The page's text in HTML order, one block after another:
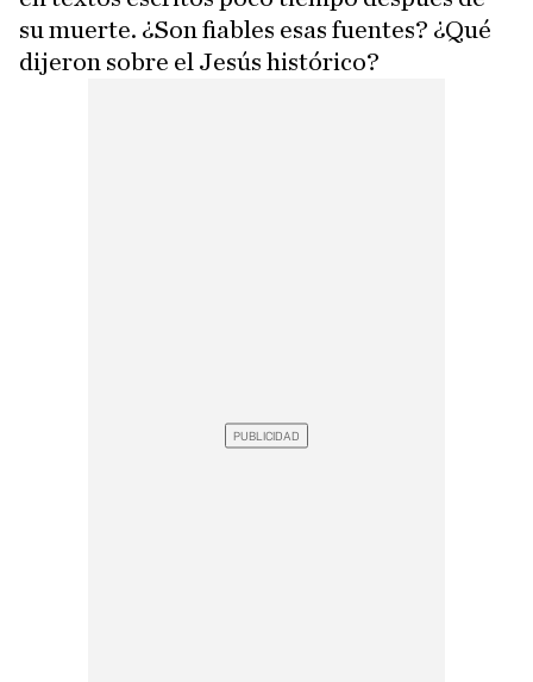
su muerte. ¿Son fiables esas fuentes? ¿Qué
dijeron sobre el Jesús histórico?